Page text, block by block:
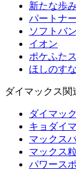
新たな歩
パートナ
ソフトバ
イオン
ポケふた
ほしのす
ダイマックス関
ダイマッ
キョダイ
マックス
マックス
パワース